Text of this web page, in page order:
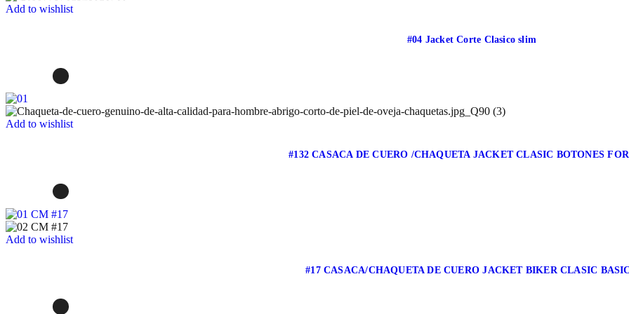
Add to wishlist
#04 Jacket Corte Clasico slim
Add to wishlist
#132 CASACA DE CUERO /CHAQUETA JACKET CLASIC BOTONES
Add to wishlist
#17 CASACA/CHAQUETA DE CUERO JACKET BIKER CLASIC